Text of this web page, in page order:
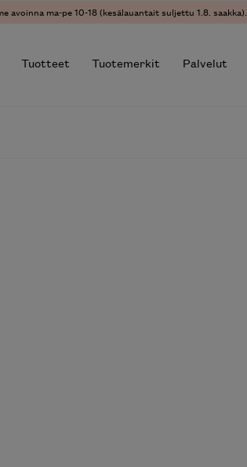
avoinna ma-pe 10-18 (kesälauantait suljettu 1.8. saakka).
Tuotteet Tuotemerkit Palvelut